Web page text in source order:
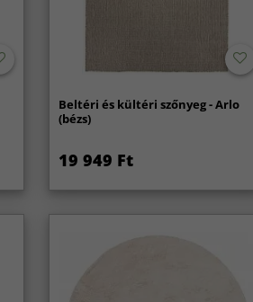
Beltéri és kültéri szőnyeg - Arlo
(bézs)
19 949 Ft